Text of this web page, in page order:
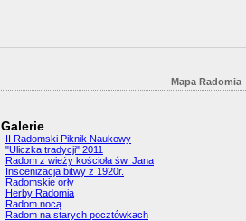
Mapa Radomia
Galerie
II Radomski Piknik Naukowy
"Uliczka tradycji" 2011
Radom z wieży kościoła św. Jana
Inscenizacja bitwy z 1920r.
Radomskie orły
Herby Radomia
Radom nocą
Radom na starych pocztówkach